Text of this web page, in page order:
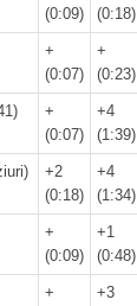
(0:09)
(0:18)
+
(0:07)
+
(0:23)
+
(0:07)
+4
(1:39)
+2
(0:18)
+4
(1:34)
+
(0:09)
+1
(0:48)
+
+3